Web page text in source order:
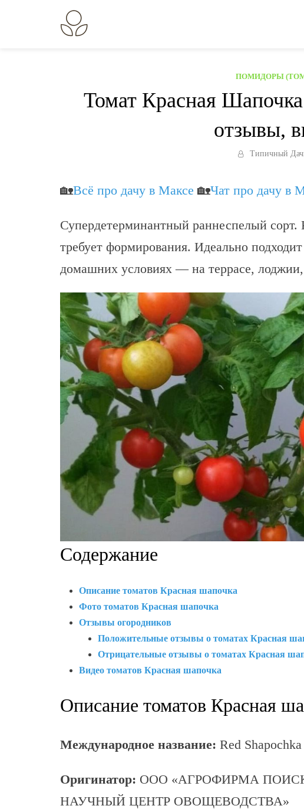
ПОМИДОРЫ
Томат Красная
отзывы,
Типичный
🏡Всё про дачу в Максе 🏡Чат про дачу в
Супердетерминантный раннеспелый
требует формирования. Идеально
домашних условиях — на террасе,
Содержание
Описание томатов Красная шапочка
Фото томатов Красная шапочка
Отзывы огородников
Положительные отзывы о томатах Красная ша
Отрицательные отзывы о томатах Красная ша
Видео томатов Красная шапочка
Описание томатов Красная
Международное название: Red Shapochka
Оригинатор: ООО «АГРОФИРМА
НАУЧНЫЙ ЦЕНТР ОВОЩЕВОДСТВА»